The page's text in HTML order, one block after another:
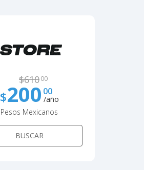
$61000
$200 00
/año
Pesos Mexicanos
BUSCAR